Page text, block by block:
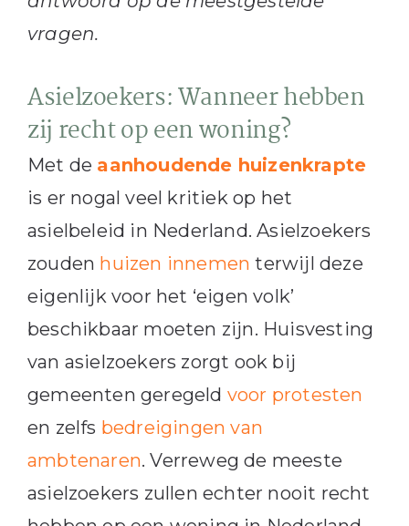
vragen.
Asielzoekers: Wanneer hebben
zij recht op een woning?
Met de aanhoudende huizenkrapte
is er nogal veel kritiek op het
asielbeleid in Nederland. Asielzoekers
zouden huizen innemen terwijl deze
eigenlijk voor het ‘eigen volk’
beschikbaar moeten zijn. Huisvesting
van asielzoekers zorgt ook bij
gemeenten geregeld voor protesten
en zelfs bedreigingen van
ambtenaren. Verreweg de meeste
asielzoekers zullen echter nooit recht